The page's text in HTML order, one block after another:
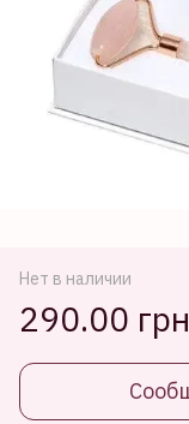
Нет в наличии
290.00 грн